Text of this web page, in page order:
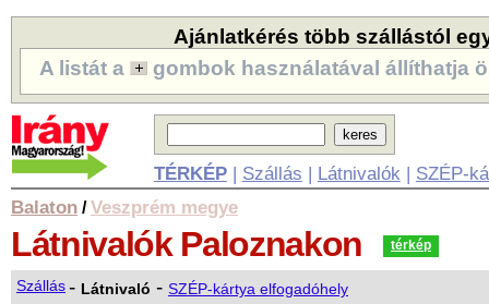
Ajánlatkérés több szállástól
A listát a
gombok használatával állíthatja
TÉRKÉP| Szállás | Látnivalók | SZÉP-
Balaton /Veszprém megye
Látnivalók Paloznakon térkép
Szállás- Látnivaló - SZÉP-kártya elfogadóhely